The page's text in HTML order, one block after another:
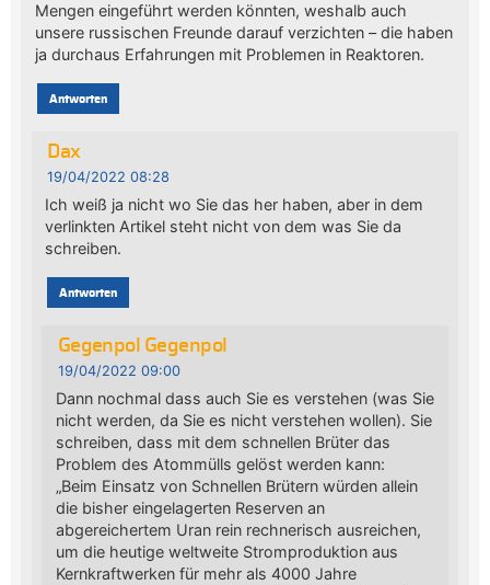
Mengen eingeführt werden könnten, weshalb auch
unsere russischen Freunde darauf verzichten – die haben
ja durchaus Erfahrungen mit Problemen in Reaktoren.
Antworten
Dax
19/04/2022 08:28
Ich weiß ja nicht wo Sie das her haben, aber in dem
verlinkten Artikel steht nicht von dem was Sie da
schreiben.
Antworten
Gegenpol Gegenpol
19/04/2022 09:00
Dann nochmal dass auch Sie es verstehen (was Sie
nicht werden, da Sie es nicht verstehen wollen). Sie
schreiben, dass mit dem schnellen Brüter das
Problem des Atommülls gelöst werden kann:
„Beim Einsatz von Schnellen Brütern würden allein
die bisher eingelagerten Reserven an
abgereichertem Uran rein rechnerisch ausreichen,
um die heutige weltweite Stromproduktion aus
Kernkraftwerken für mehr als 4000 Jahre